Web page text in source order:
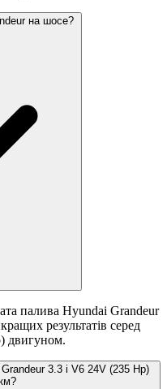
на шосе?
палива Hyundai Grandeur
результатів серед
двигуном.
3.3 i V6 24V (235 Hp)